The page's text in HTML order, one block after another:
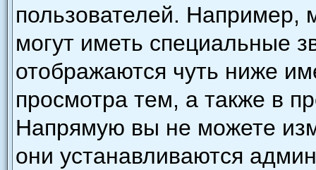
пользователей. Например,
могут иметь специальные
отображаются чуть ниже
просмотра тем, а также в
Напрямую вы не можете
они устанавливаются